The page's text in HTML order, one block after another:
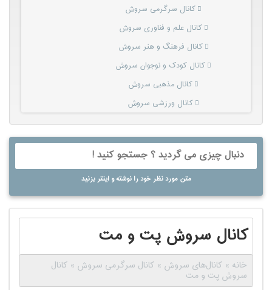
کانال سرگرمی سروش
کانال علم و فناوری سروش
کانال فرهنگ و هنر سروش
کانال کودک و نوجوان سروش
کانال مذهبی سروش
کانال ورزشی سروش
متن مورد نظر خود را نوشته و اینتر بزنید
کانال سروش پت و مت
خانه » کانال‌های سروش » کانال سرگرمی سروش » کانال
سروش پت و مت